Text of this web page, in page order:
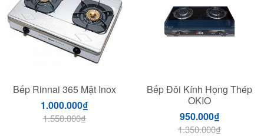
Bếp Rinnai 365 Mặt Inox
1.550.000₫
1.000.000₫
Bếp Đôi Kính Họng Thép
OKIO
1.350.000₫
950.000₫